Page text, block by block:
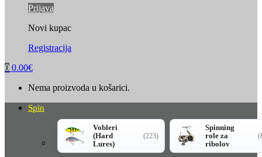
Prijava
Novi kupac
Registracija
0 0.00€
Nema proizvoda u košarici.
Spin
Vobleri
(Hard
Lures)
(223)
Spinning
role za
ribolov